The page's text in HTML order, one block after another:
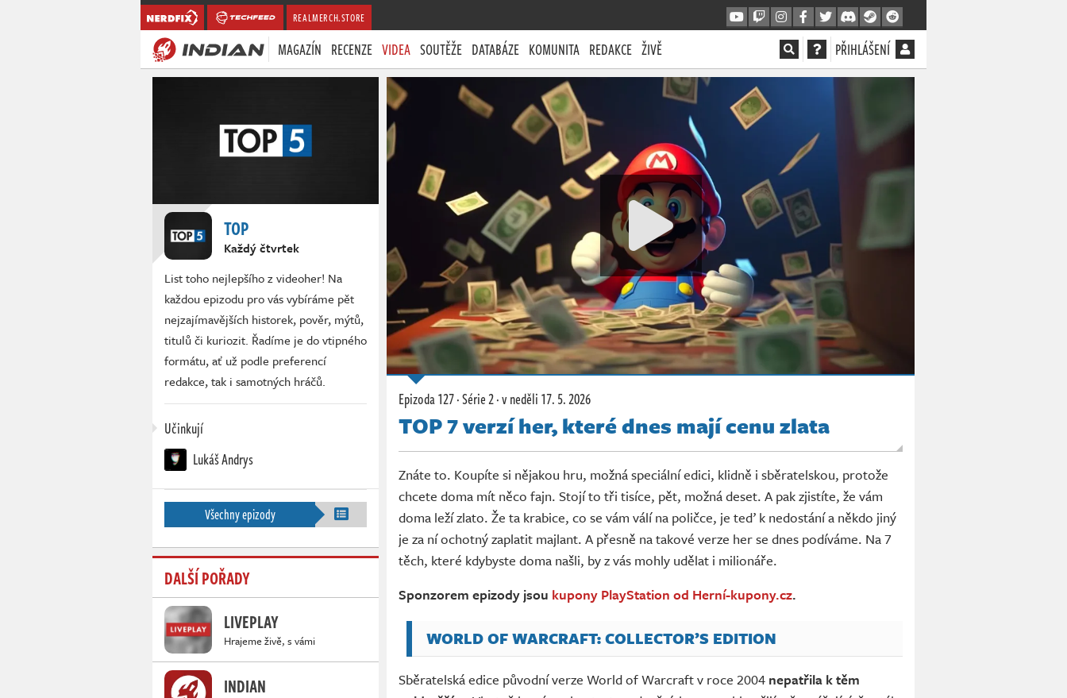
REALMERCH.STORE
MAGAZÍN RECENZE VIDEA SOUTĚŽE DATABÁZE KOMUNITA REDAKCE ŽIVĚ PŘIHLÁŠENÍ
TOP
Každý čtvrtek
List toho nejlepšího z videoher! Na
každou epizodu pro vás vybíráme pět
nejzajímavějších historek, pověr, mýtů,
titulů či kuriozit. Řadíme je do vtipného
formátu, ať už podle preferencí
redakce, tak i samotných hráčů.
Učinkují
Lukáš Andrys
Všechny epizody
DALŠÍ POŘADY
LIVEPLAY
Hrajeme živě, s vámi
INDIAN
Epizoda 127 · Série 2 ·v neděli17. 5. 2026
TOP 7 verzí her, které dnes mají cenu zlata
Znáte to. Koupíte si nějakou hru, možná speciální edici, klidně i sběratelskou, protože
chcete doma mít něco fajn. Stojí to tři tisíce, pět, možná deset. A pak zjistíte, že vám
doma leží zlato. Že ta krabice, co se vám válí na poličce, je teď k nedostání a někdo jiný
je za ní ochotný zaplatit majlant. A přesně na takové verze her se dnes podíváme. Na 7
těch, které kdybyste doma našli, by z vás mohly udělat i milionáře.
Sponzorem epizody jsou kupony PlayStation od Herní-kupony.cz.
WORLD OF WARCRAFT: COLLECTOR’S EDITION
Sběratelská edice původní verze World of Warcraft v roce 2004 nepatřila k těm